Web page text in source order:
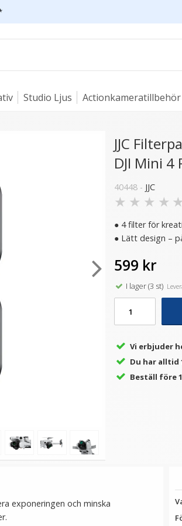
Studio Ljus Actionkameratillbehör
Fujifilm
X-Pro1
JJC Skärmskydd för DJI
Osmo Pocket 3 optiskt
89 kr
LÄGG I VARUKORG
JJC
DJI Mini 4
40448 - JJC
★ ★ ★ ★ ★
● 4 filter för
● Lätt design –
599 kr
I lager (3 st)
Vi erbjuder
Du har alltid
Beställ före
exponeringen och minska